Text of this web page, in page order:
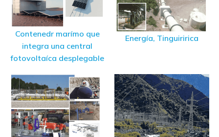
Contenedr marímo que
integra una central
fotovoltaíca desplegable
Energía, Tinguiririca